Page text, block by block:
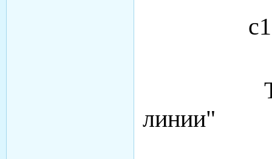
линии"